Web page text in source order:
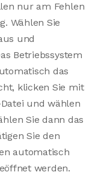
nur am Fehlen
Wählen Sie
und
Betriebssystem
das
klicken Sie mit
und wählen
Sie dann das
Sie den
automatisch
werden.